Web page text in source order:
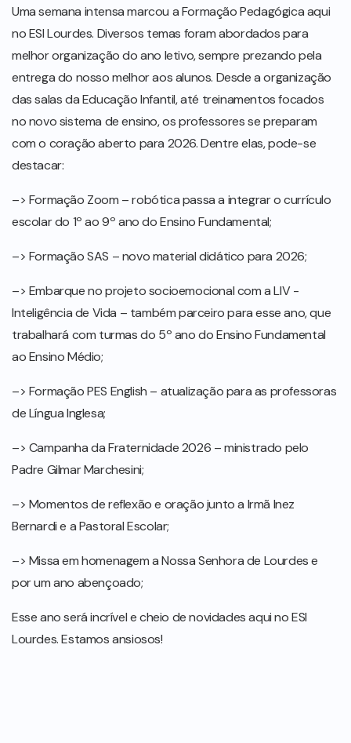
Uma semana intensa marcou a Formação Pedagógica aqui
no ESI Lourdes. Diversos temas foram abordados para
melhor organização do ano letivo, sempre prezando pela
entrega do nosso melhor aos alunos. Desde a organização
das salas da Educação Infantil, até treinamentos focados
no novo sistema de ensino, os professores se preparam
com o coração aberto para 2026. Dentre elas, pode-se
destacar:
–> Formação Zoom – robótica passa a integrar o currículo
escolar do 1º ao 9º ano do Ensino Fundamental;
–> Formação SAS – novo material didático para 2026;
–> Embarque no projeto socioemocional com a LIV -
Inteligência de Vida – também parceiro para esse ano, que
trabalhará com turmas do 5º ano do Ensino Fundamental
ao Ensino Médio;
–> Formação PES English – atualização para as professoras
de Língua Inglesa;
–> Campanha da Fraternidade 2026 – ministrado pelo
Padre Gilmar Marchesini;
–> Momentos de reflexão e oração junto a Irmã Inez
Bernardi e a Pastoral Escolar;
–> Missa em homenagem a Nossa Senhora de Lourdes e
por um ano abençoado;
Esse ano será incrível e cheio de novidades aqui no ESI
Lourdes. Estamos ansiosos!